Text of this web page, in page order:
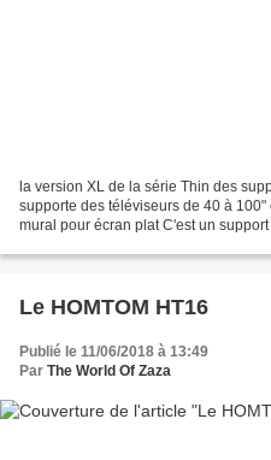
la version XL de la série Thin des
supporte des téléviseurs de 40 à
mural pour écran plat C'est un
Le HOMTOM HT16
Publié le 11/06/2018 à 13:49
Par The World Of Zaza